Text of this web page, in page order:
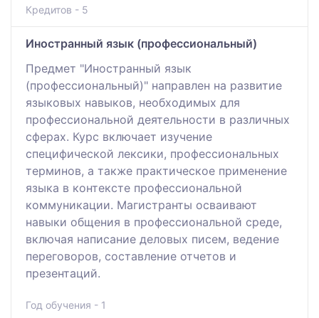
Кредитов - 5
Иностранный язык (профессиональный)
Предмет "Иностранный язык
(профессиональный)" направлен на развитие
языковых навыков, необходимых для
профессиональной деятельности в различных
сферах. Курс включает изучение
специфической лексики, профессиональных
терминов, а также практическое применение
языка в контексте профессиональной
коммуникации. Магистранты осваивают
навыки общения в профессиональной среде,
включая написание деловых писем, ведение
переговоров, составление отчетов и
презентаций.
Год обучения - 1